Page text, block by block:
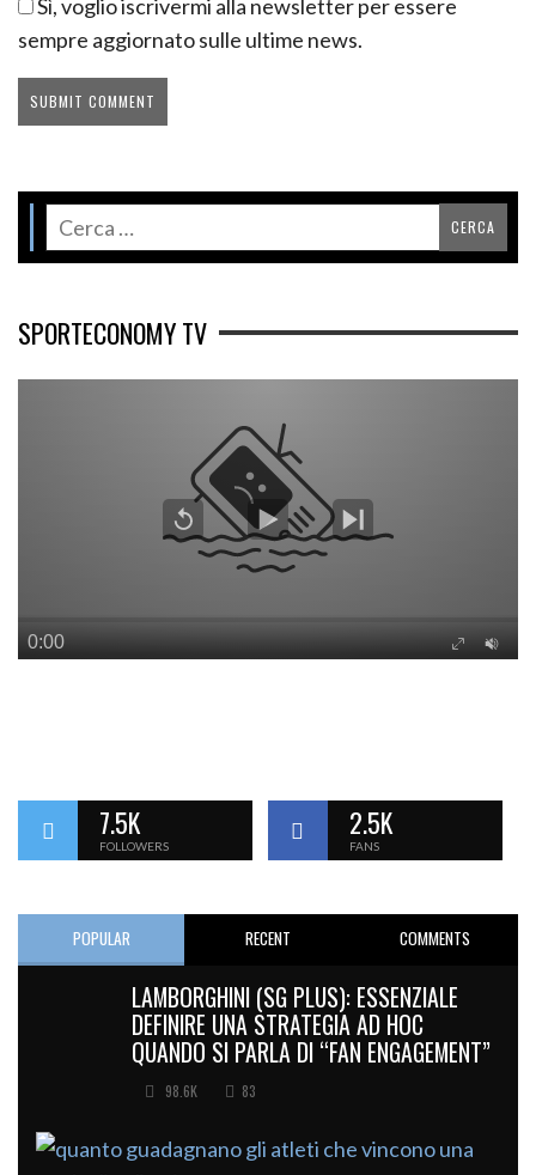
Sì, voglio iscrivermi alla newsletter per essere
sempre aggiornato sulle ultime news.
SPORTECONOMY TV
7.5K
FOLLOWERS
2.5K
FANS
POPULAR RECENT COMMENTS
LAMBORGHINI (SG PLUS): ESSENZIALE
DEFINIRE UNA STRATEGIA AD HOC
QUANDO SI PARLA DI “FAN ENGAGEMENT”
98.6K 83